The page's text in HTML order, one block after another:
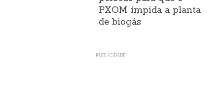
PXOM impida a planta
de biogás